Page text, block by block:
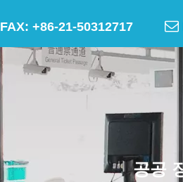
FAX: +86-21-50312717 
공공